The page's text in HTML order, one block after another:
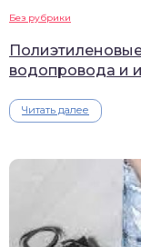
Без рубрики
водопровода и
Читать далее